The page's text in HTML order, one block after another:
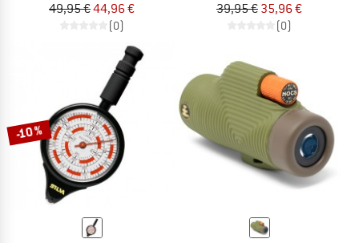
49,95 €44,96 €
(0)
39,95 € 35,96 €
(0)
-10 %